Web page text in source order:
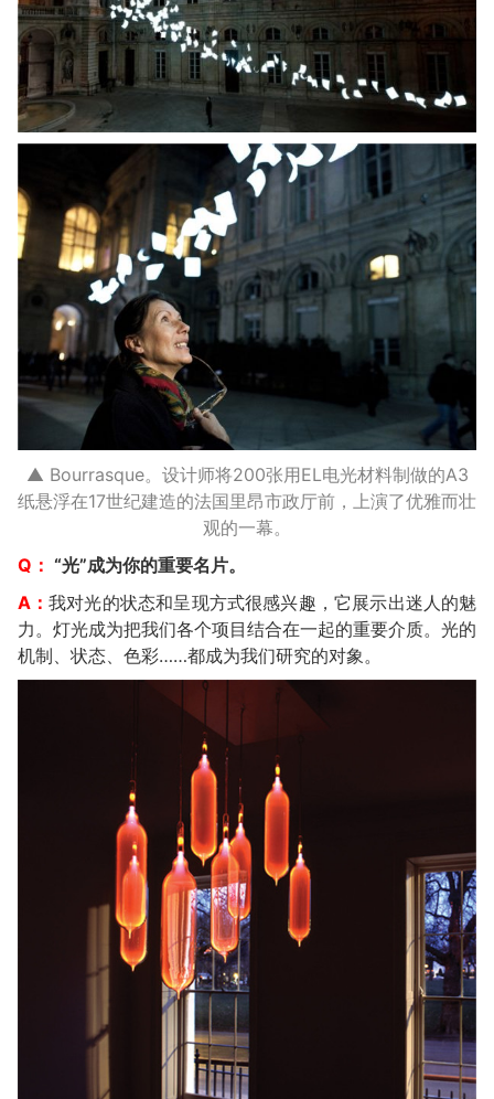
▲ Bourrasque。设计师将200张用EL电光材料制做的A3
纸悬浮在17世纪建造的法国里昂市政厅前，上演了优雅而壮
观的一幕。
Q： “光”成为你的重要名片。
A：我对光的状态和呈现方式很感兴趣，它展示出迷人的魅
力。灯光成为把我们各个项目结合在一起的重要介质。光的
机制、状态、色彩……都成为我们研究的对象。